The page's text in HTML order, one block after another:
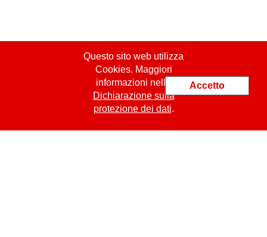
Questo sito web utilizza
Cookies. Maggiori
informazioni nella
Dichiarazione sulla
protezione dei dati.
Accetto